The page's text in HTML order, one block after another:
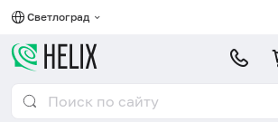
Светлоград